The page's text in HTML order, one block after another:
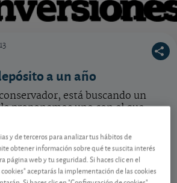
a un año
está buscando un
proponemos uno con el que
reservado a SOCIOS
y de terceros para analizar tus hábitos de
obtener información sobre qué te suscita interés
página web y tu seguridad. Si haces clic en el
aceptarás la implementación de las cookies